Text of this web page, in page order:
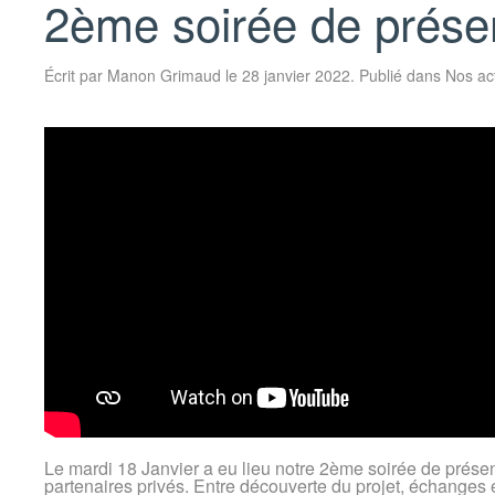
2ème soirée de
Écrit par Manon Grimaud le 28 janvier 2022. Publié dans Nos
Le mardi 18 Janvier a eu lieu notre 2ème soirée de
partenaires privés. Entre découverte du projet,